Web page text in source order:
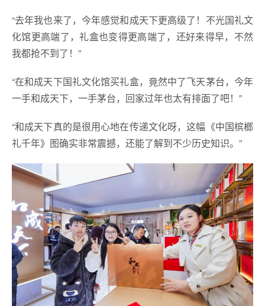
“去年我也来了，今年感觉和成天下更高级了！不光国礼文
化馆更高端了，礼盒也变得更高端了，还好来得早，不然
我都抢不到了！”
“在和成天下国礼文化馆买礼盒，竟然中了飞天茅台，今年
一手和成天下，一手茅台，回家过年也太有排面了吧！”
“和成天下真的是很用心地在传递文化呀，这幅《中国槟榔
礼千年》图确实非常震撼，还能了解到不少历史知识。”